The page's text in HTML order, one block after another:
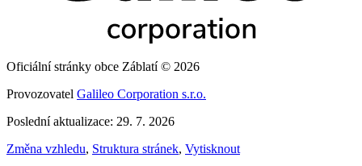
Oficiální stránky obce Záblatí © 2026
Provozovatel Galileo Corporation s.r.o.
Poslední aktualizace: 29. 7. 2026
Změna vzhledu, Struktura stránek, Vytisknout